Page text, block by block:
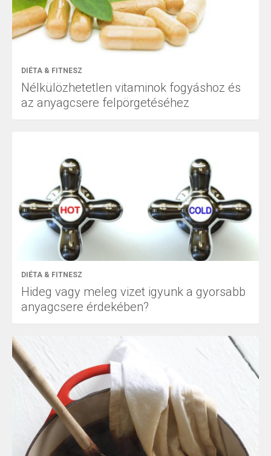
DIÉTA & FITNESZ
Nélkülözhetetlen vitaminok fogyáshoz és
az anyagcsere felpörgetéséhez
DIÉTA & FITNESZ
Hideg vagy meleg vizet igyunk a gyorsabb
anyagcsere érdekében?